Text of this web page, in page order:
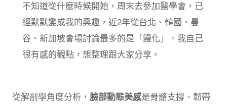
不知道從什麼時候開始，周末去參加醫學會，已
經默默變成我的興趣，近2年從台北、韓國、曼
谷、新加坡會場討論最多的是「饅化」。我自己
很有感的觀點，想整理跟大家分享。
從解剖學角度分析， 臉部動態美感是骨骼支撐、韌帶